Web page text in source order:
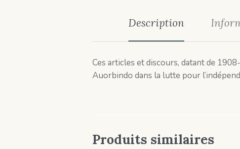
Description
Ces articles et discours, datant de
Auorbindo dans la lutte pour
Produits similaires